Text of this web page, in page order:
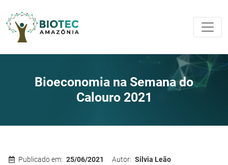
Bioeconomia na Semana do
Calouro 2021
Publicado em: 25/06/2021 Autor: Silvia Leão